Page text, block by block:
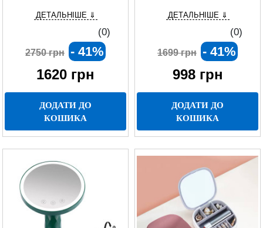
ДЕТАЛЬНІШЕ ⇓
(0)
2750 грн - 41%
1620 грн
ДОДАТИ ДО
КОШИКА
ДЕТАЛЬНІШЕ ⇓
(0)
1699 грн - 41%
998грн
ДОДАТИ ДО
КОШИКА